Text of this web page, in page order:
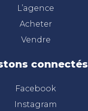
L’agence
Acheter
Vendre
connectés
Facebook
Instagram